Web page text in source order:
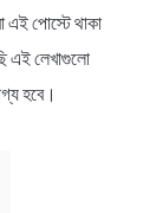
এই পোস্টে থাকা
এই লেখাগুলো
হবে।